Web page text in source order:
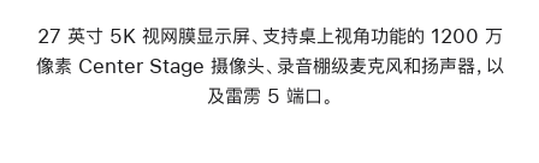
27 英寸 5K 视网膜显示屏、支持桌上视角功能的 1200 万
像素 Center Stage 摄像头、录音棚级麦克风和扬声器，以
及雷雳 5 端口。